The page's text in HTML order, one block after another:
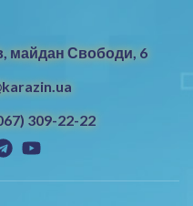
майдан Свободи, 6
309-22-22